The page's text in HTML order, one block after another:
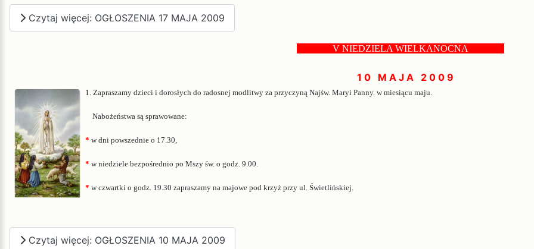
Czytaj więcej: OGŁOSZENIA 17 MAJA 2009
V NIEDZIELA WIELKANOCNA
1 0 M A J A 2 0 0 9
1. Zapraszamy dzieci i dorosłych do radosnej modlitwy za przyczyną Najśw. Maryi Panny. w miesiącu maju.
Nabożeństwa są sprawowane:
* w dni powszednie o 17.30,
* w niedziele bezpośrednio po Mszy św. o godz. 9.00
* w czwartki o godz. 19.30 zapraszamy na majowe pod krzyż przy ul. Świetlińskiej.
Czytaj więcej: OGŁOSZENIA 10 MAJA 2009